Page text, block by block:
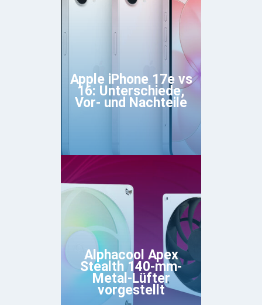
Apple iPhone 17e vs
16: Unterschiede,
Vor- und Nachteile
Alphacool Apex
Stealth 140-mm-
Metal-Lüfter
vorgestellt